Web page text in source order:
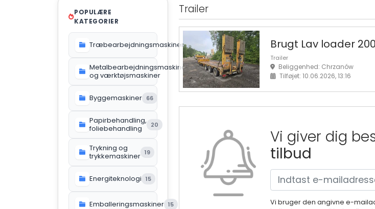
Trailer
Brugt Lav loader
Trailer
Beliggenhed: Chrzanów
Tilføjet: 10.06.2026, 13:16
Vi giver dig
tilbud
Vi bruger den angivne e-
POPULÆRE
KATEGORIER
Træbearbejdningsmaskiner 612
Metalbearbejdningsmaskiner
og værktøjsmaskiner
119
Byggemaskiner 66
Papirbehandling,
foliebehandling
20
Trykning og
trykkemaskiner 19
Energiteknologi 15
Emballeringsmaskiner 15